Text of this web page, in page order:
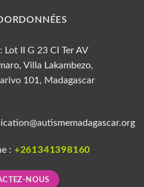
Lot II G 23 CI Ter AV
Villa Lakambezo,
101, Madagascar
: +261341398160
NOUS